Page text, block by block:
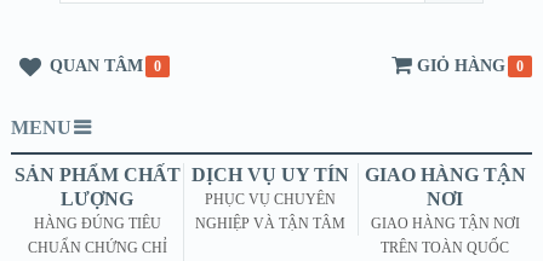
QUAN TÂM 0 GIỎ HÀNG 0
MENU
SẢN PHẨM CHẤT
LƯỢNG
HÀNG ĐÚNG TIÊU
CHUẨN CHỨNG CHỈ
DỊCH VỤ UY TÍN
PHỤC VỤ CHUYÊN
NGHIỆP VÀ TẬN TÂM
GIAO HÀNG TẬN
NƠI
GIAO HÀNG TẬN NƠI
TRÊN TOÀN QUỐC